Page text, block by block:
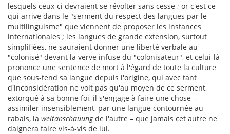
lesquels ceux-ci devraient se révolter sans cesse ; or c'est ce
qui arrive dans le "serment du respect des langues par le
multilinguisme" que viennent de proposer les instances
internationales ; les langues de grande extension, surtout
simplifiées, ne sauraient donner une liberté verbale au
"colonisé" devant la verve infuse du "colonisateur", et celui-là
prononce une sentence de mort à l'égard de toute la culture
que sous-tend sa langue depuis l'origine, qui avec tant
d'inconsidération ne voit pas qu'au moyen de ce serment,
extorqué à sa bonne foi, il s'engage à faire une chose –
assimiler insensiblement, par une langue contournée au
rabais, la weltanschauungde l'autre – que jamais cet autre ne
daignera faire vis-à-vis de lui.